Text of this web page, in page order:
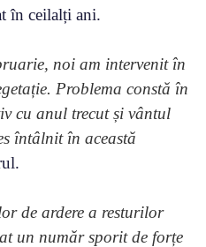
în ceilalți ani.
noi am intervenit în
Problema constă în
cu anul trecut și vântul
întâlnit în această
de ardere a resturilor
un număr sporit de forțe